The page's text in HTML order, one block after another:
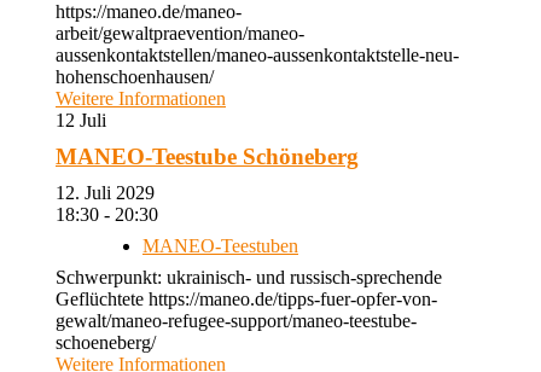
https://maneo.de/maneo-
arbeit/gewaltpraevention/maneo-
aussenkontaktstellen/maneo-aussenkontaktstelle-neu-
hohenschoenhausen/
Weitere Informationen
12 Juli
MANEO-Teestube Schöneberg
12. Juli 2029
18:30 - 20:30
MANEO-Teestuben
Schwerpunkt: ukrainisch- und russisch-sprechende
Geflüchtete https://maneo.de/tipps-fuer-opfer-von-
gewalt/maneo-refugee-support/maneo-teestube-
schoeneberg/
Weitere Informationen